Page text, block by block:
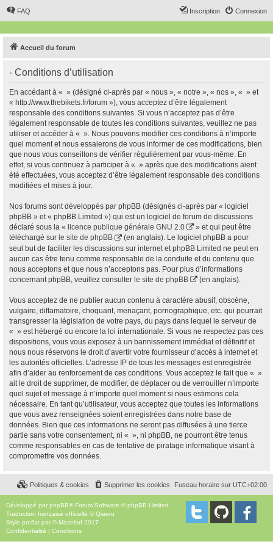
FAQ Connexion
Inscription
Accueil du forum
- Conditions d’utilisation
En accédant à « » (désigné ci-après par « nous », « notre », « nos », « » et
« http://www.thebikets.fr/forum »), vous acceptez d’être légalement
responsable des conditions suivantes. Si vous n’acceptez pas d’être
légalement responsable de toutes les conditions suivantes, veuillez ne pas
utiliser et accéder à « ». Nous pouvons modifier ces conditions à n’importe
quel moment et nous essaierons de vous informer de ces modifications, bien
que nous vous conseillons de vérifier régulièrement par vous-même. En
effet, si vous continuez à participer à « » après que des modifications aient
été effectuées, vous acceptez d’être légalement responsable des conditions
modifiées et mises à jour.
Nos forums sont développés par phpBB (désignés ci-après par « logiciel
phpBB » et « phpBB Limited ») qui est un logiciel de forum de discussions
déclaré sous la « licence publique générale GNU 2.0
» et qui peut être
téléchargé sur le site de phpBB
(en anglais). Le logiciel phpBB a pour
seul but de faciliter les discussions sur internet et phpBB Limited ne peut en
aucun cas être tenu comme responsable de la conduite et du contenu que
nous acceptons et que nous n’acceptons pas. Pour plus d’informations
concernant phpBB, veuillez consulter le site de phpBB (en anglais).
Vous acceptez de ne publier aucun contenu à caractère abusif, obscène,
vulgaire, diffamatoire, choquant, menaçant, pornographique, etc. qui pourrait
transgresser la législation de votre pays, du pays dans lequel le serveur de
« » est hébergé ou encore la loi internationale. Si vous ne respectez pas ces
dispositions, vous vous exposez à un bannissement immédiat et définitif et
nous nous réservons le droit d’avertir votre fournisseur d’accès à internet et
les autorités officielles. L’adresse IP de tous les messages est enregistrée
afin d’aider au renforcement de ces conditions. Vous acceptez le fait que « »
ait le droit de supprimer, de modifier, de déplacer ou de verrouiller n’importe
quel sujet et message à n’importe quel moment si nous estimons cela
nécessaire. En tant qu’utilisateur, vous acceptez que toutes les informations
que vous avez renseignées soient enregistrées dans notre base de
données. Bien que ces informations ne seront pas diffusées à une tierce
partie sans votre consentement, ni « », ni phpBB, ne pourront être tenus
comme responsables en cas de tentative de piratage informatique visant à
compromettre vos données.
Fuseau horaire sur UTC+02:00
Supprimer les cookies
Politiques & cookies
Développé par phpBB® Forum Software © phpBB Limited
Traduction française officielle ©Qiaeru
Style proflat par © Mazeltof 2017
Confidentialité | Conditions